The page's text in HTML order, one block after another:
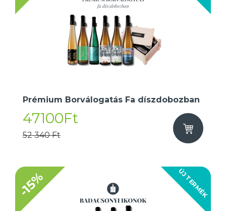
Prémium Borválogatás Fa díszdobozban
47100Ft
52 340 Ft
ÚJ TERMÉK
-15%